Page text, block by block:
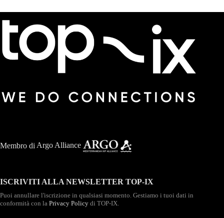
Membro di Argo Alliance
ISCRIVITI ALLA NEWSLETTER TOP-IX
Puoi annullare l'iscrizione in qualsiasi momento. Gestiamo i tuoi dati in
conformità con la Privacy Policy di TOP-IX.